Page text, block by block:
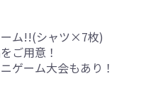
ム!!(シャツ×7枚)
ご用意！
ゲーム大会もあり！